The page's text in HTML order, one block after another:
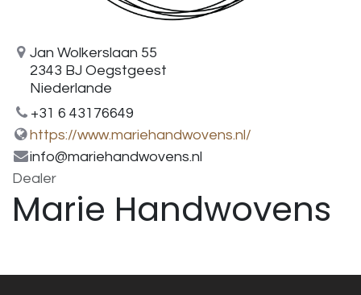
Jan Wolkerslaan 55
2343 BJ Oegstgeest
Niederlande
+31 6 43176649
https://www.mariehandwovens.nl/
info@mariehandwovens.nl
Dealer
Marie Handwovens